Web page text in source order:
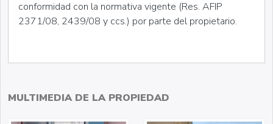
conformidad con la normativa vigente (Res. AFIP
2371/08, 2439/08 y ccs.) por parte del propietario.
MULTIMEDIA DE LA PROPIEDAD